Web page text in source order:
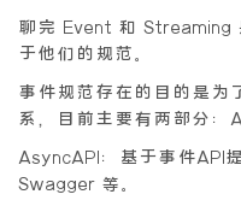
聊完 Event 和 Streaming
于他们的规范。
事件规范存在的目的是为
系，目前主要有两部分：
AsyncAPI：基于事件API
Swagger 等。